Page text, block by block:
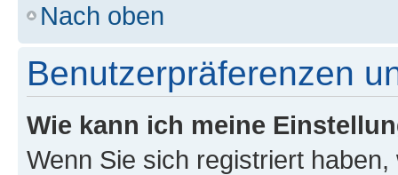
Nach oben
Benutzerpräferenzen
Wie kann ich meine
Wenn Sie sich registriert